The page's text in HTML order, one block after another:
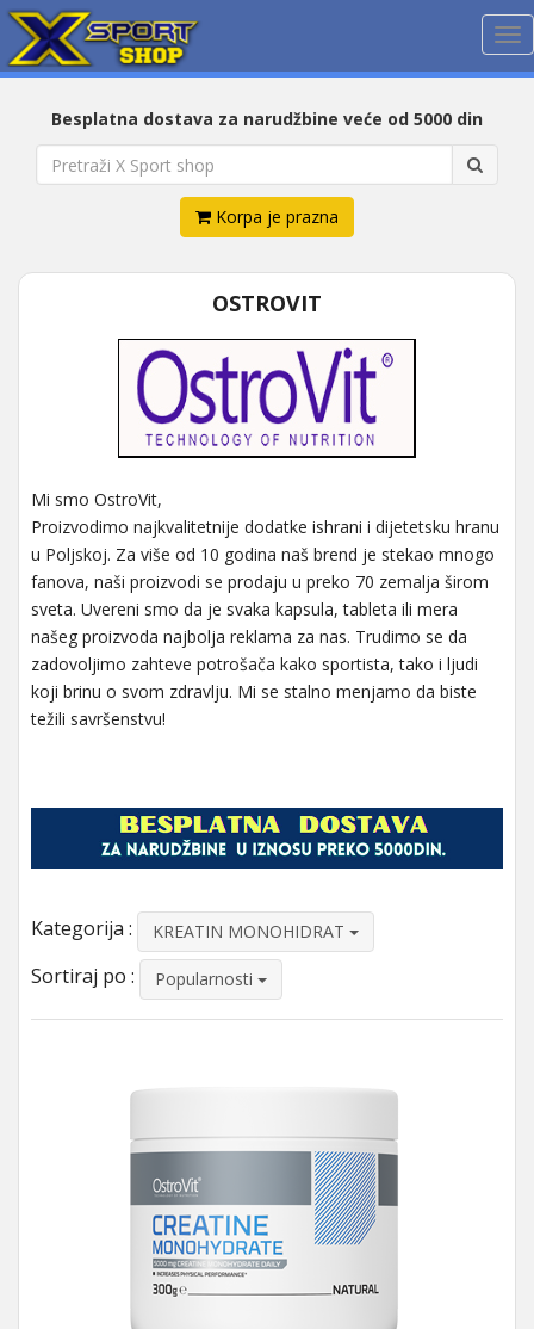
Besplatna dostava za narudžbine veće od 5000 din
Korpa je prazna
OSTROVIT
Mi smo OstroVit,
Proizvodimo najkvalitetnije dodatke ishrani i dijetetsku hranu
u Poljskoj. Za više od 10 godina naš brend je stekao mnogo
fanova, naši proizvodi se prodaju u preko 70 zemalja širom
sveta. Uvereni smo da je svaka kapsula, tableta ili mera
našeg proizvoda najbolja reklama za nas. Trudimo se da
zadovoljimo zahteve potrošača kako sportista, tako i ljudi
koji brinu o svom zdravlju. Mi se stalno menjamo da biste
težili savršenstvu!
Kategorija : KREATIN MONOHIDRAT
Sortiraj po : Popularnosti